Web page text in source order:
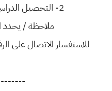
2- التحصيل الدراسي اعداديه فما فوق .
ملاحظة / يحدد
للاستفسار الاتصال على الرقم التالي